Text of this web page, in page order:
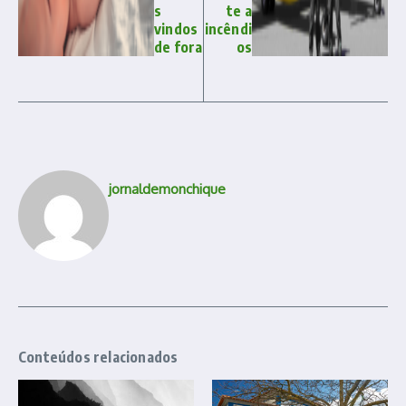
s
vindos
de fora
te a
incêndi
os
jornaldemonchique
Conteúdos relacionados